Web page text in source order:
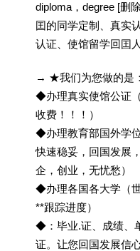
diploma，degree [删
囯的同学定制、真实
认证、使馆留学回囯
→ ★我们为您做的是：
◆办理真实使馆公证
收费！！！）
◆办理教育部国外学
快速稳妥，回国发展
企，创业，无忧愁）
◆办理各国各大学（
**跟踪进度）
◆：毕业.证、成绩、
证。让您回国发展信